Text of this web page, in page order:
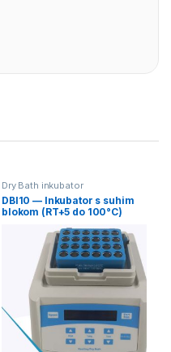
Dry Bath inkubator
DBI10 — Inkubator s suhim
blokom (RT+5 do 100°C)